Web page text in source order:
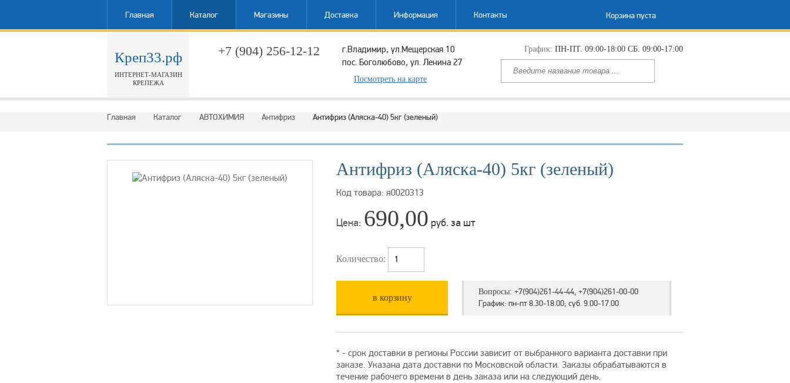
Главная Каталог Магазины Доставка Информация Контакты Корзина пуста
Креп33.рф
ИНТЕРНЕТ-МАГАЗИН
КРЕПЕЖА
+7 (904) 256-12-12
г.Владимир, ул.Мещерская 10
пос. Боголюбово, ул. Ленина 27
Посмотреть на карте
График: ПН-ПТ. 09:00-18:00 СБ. 09:00-17:00
Главная Каталог АВТОХИМИЯ Антифриз Антифриз (Аляска-40) 5кг (зеленый)
Антифриз (Аляска-40) 5кг (зеленый)
Код товара: я0020313
Цена: 690,00 руб. за шт
Количество:
в корзину
Вопросы: +7(904)261-44-44, +7(904)261-00-00
График: пн-пт 8.30-18.00; суб. 9.00-17.00
* - срок доставки в регионы России зависит от выбранного варианта доставки при
заказе. Указана дата доставки по Московской области. Заказы обрабатываются в
течение рабочего времени в день заказа или на следующий день.